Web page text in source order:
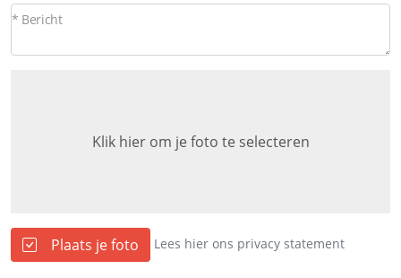
* Bericht
Klik hier om je foto te selecteren
Plaats je foto Lees hier ons privacy statement